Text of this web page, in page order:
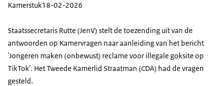
Kamerstuk18-02-2026
Staatssecretaris Rutte (JenV) stelt de toezending uit van de
antwoorden op Kamervragen naar aanleiding van het bericht
'Jongeren maken (onbewust) reclame voor illegale goksite op
TikTok'. Het Tweede Kamerlid Straatman (CDA) had de vragen
gesteld.